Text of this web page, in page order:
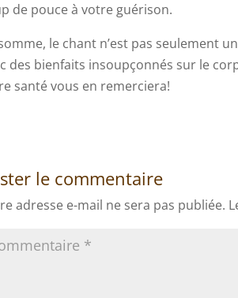
de pouce à votre guérison.
le chant n’est pas seulement
des bienfaits insoupçonnés sur le
santé vous en remerciera!
le commentaire
adresse e-mail ne sera pas publiée.